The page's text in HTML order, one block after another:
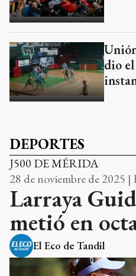
dio
DEPORTES
J500 DE MÉRIDA
28 de noviembre de 2025 |
Larraya
metió en
El Eco de Tandil